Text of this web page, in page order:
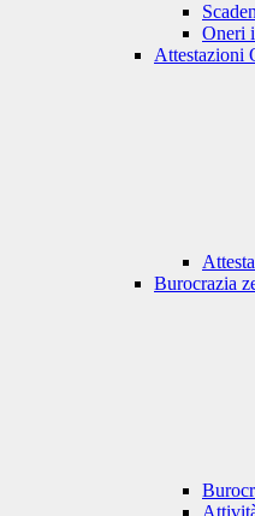
Oneri
Attestazioni
Burocrazia